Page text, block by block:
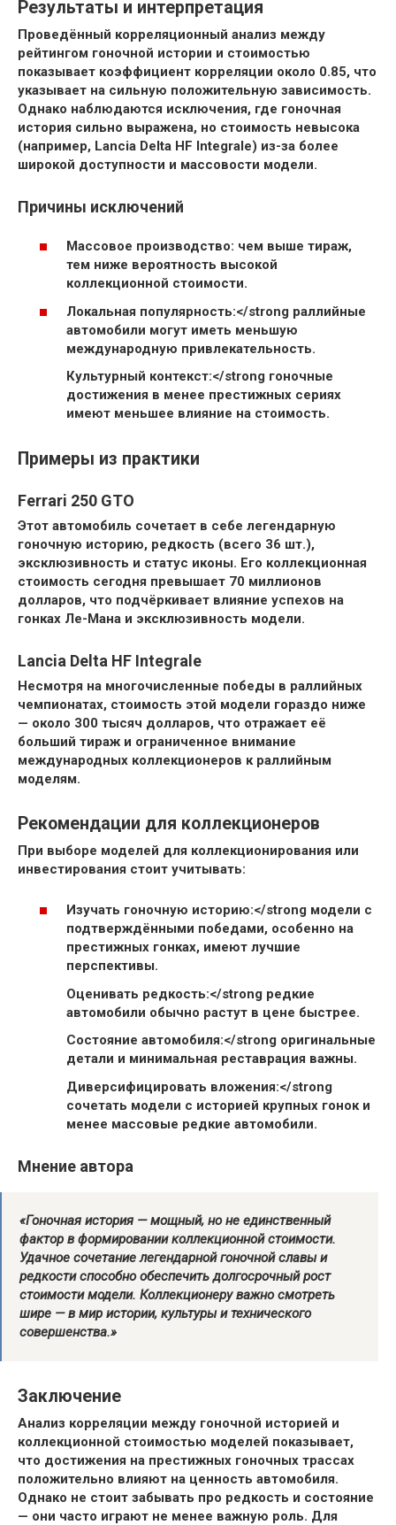
Результаты и интерпретация
Проведённый корреляционный анализ между
рейтингом гоночной истории и стоимостью
показывает коэффициент корреляции около 0.85, что
указывает на сильную положительную зависимость.
Однако наблюдаются исключения, где гоночная
история сильно выражена, но стоимость невысока
(например, Lancia Delta HF Integrale) из-за более
широкой доступности и массовости модели.
Причины исключений
Массовое производство: чем выше тираж,
тем ниже вероятность высокой
коллекционной стоимости.
Локальная популярность:</strong раллийные
автомобили могут иметь меньшую
международную привлекательность.
Культурный контекст:</strong гоночные
достижения в менее престижных сериях
имеют меньшее влияние на стоимость.
Примеры из практики
Ferrari 250 GTO
Этот автомобиль сочетает в себе легендарную
гоночную историю, редкость (всего 36 шт.),
эксклюзивность и статус иконы. Его коллекционная
стоимость сегодня превышает 70 миллионов
долларов, что подчёркивает влияние успехов на
гонках Ле-Мана и эксклюзивность модели.
Lancia Delta HF Integrale
Несмотря на многочисленные победы в раллийных
чемпионатах, стоимость этой модели гораздо ниже
— около 300 тысяч долларов, что отражает её
больший тираж и ограниченное внимание
международных коллекционеров к раллийным
моделям.
Рекомендации для коллекционеров
При выборе моделей для коллекционирования или
инвестирования стоит учитывать:
Изучать гоночную историю:</strong модели с
подтверждёнными победами, особенно на
престижных гонках, имеют лучшие
перспективы.
Оценивать редкость:</strong редкие
автомобили обычно растут в цене быстрее.
Состояние автомобиля:</strong оригинальные
детали и минимальная реставрация важны.
Диверсифицировать вложения:</strong
сочетать модели с историей крупных гонок и
менее массовые редкие автомобили.
Мнение автора
«Гоночная история — мощный, но не единственный
фактор в формировании коллекционной стоимости.
Удачное сочетание легендарной гоночной славы и
редкости способно обеспечить долгосрочный рост
стоимости модели. Коллекционеру важно смотреть
шире — в мир истории, культуры и технического
совершенства.»
Заключение
Анализ корреляции между гоночной историей и
коллекционной стоимостью моделей показывает,
что достижения на престижных гоночных трассах
положительно влияют на ценность автомобиля.
Однако не стоит забывать про редкость и состояние
— они часто играют не менее важную роль. Для